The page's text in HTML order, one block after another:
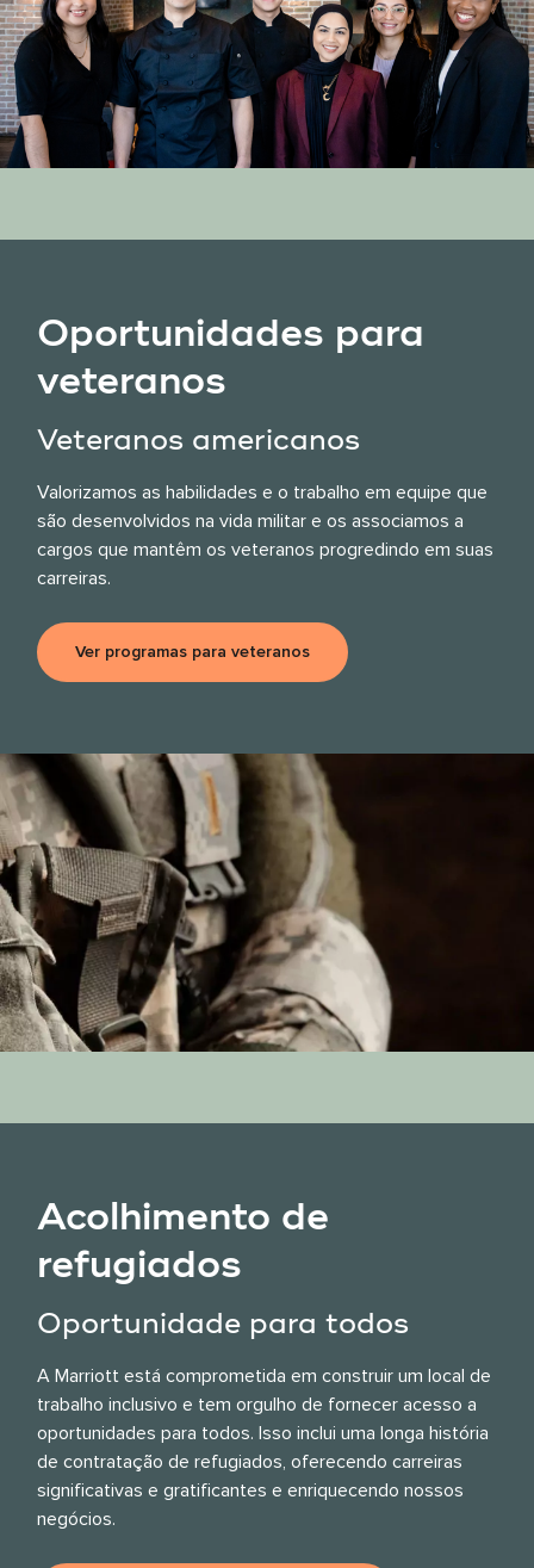
Oportunidades para
veteranos
Veteranos americanos
Valorizamos as habilidades e o trabalho em equipe que
são desenvolvidos na vida militar e os associamos a
cargos que mantêm os veteranos progredindo em suas
carreiras.
Ver programas para veteranos
Acolhimento de
refugiados
Oportunidade para todos
A Marriott está comprometida em construir um local de
trabalho inclusivo e tem orgulho de fornecer acesso a
oportunidades para todos. Isso inclui uma longa história
de contratação de refugiados, oferecendo carreiras
significativas e gratificantes e enriquecendo nossos
negócios.